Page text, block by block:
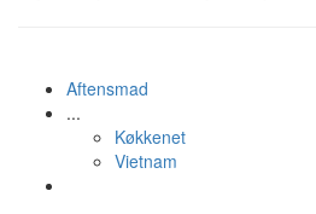
Aftensmad
...
Køkkenet
Vietnam